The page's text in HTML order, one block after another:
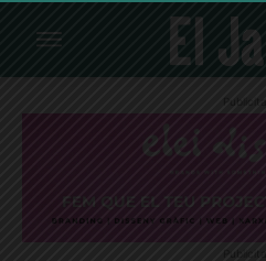
Publicitat